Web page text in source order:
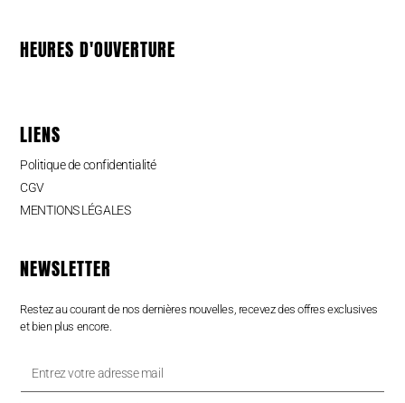
HEURES D'OUVERTURE
LIENS
Politique de confidentialité
CGV
MENTIONS LÉGALES
NEWSLETTER
Restez au courant de nos dernières nouvelles, recevez des offres exclusives
et bien plus encore.
votre